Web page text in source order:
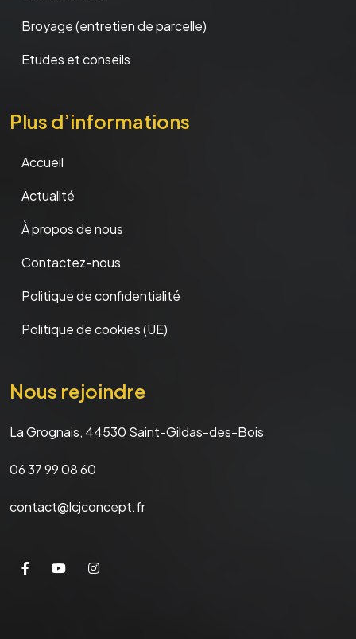
Broyage (entretien de parcelle)
Etudes et conseils
Plus d’informations
Accueil
Actualité
À propos de nous
Contactez-nous
Politique de confidentialité
Politique de cookies (UE)
Nous rejoindre
La Grognais, 44530 Saint-Gildas-des-Bois
06 37 99 08 60
contact@lcjconcept.fr